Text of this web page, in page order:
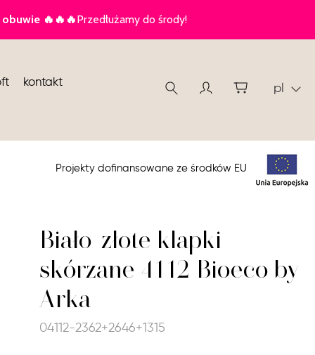
kontakt pl
Projekty dofinansowane ze środków EU
Biało-złote klapki
skórzane 4112 Bioeco by
Arka
04112-2362+2646+1315